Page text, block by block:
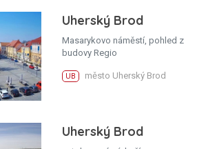
Uherský Brod
Masarykovo náměstí, pohled z
budovy Regio
UB město Uherský Brod
Uherský Brod